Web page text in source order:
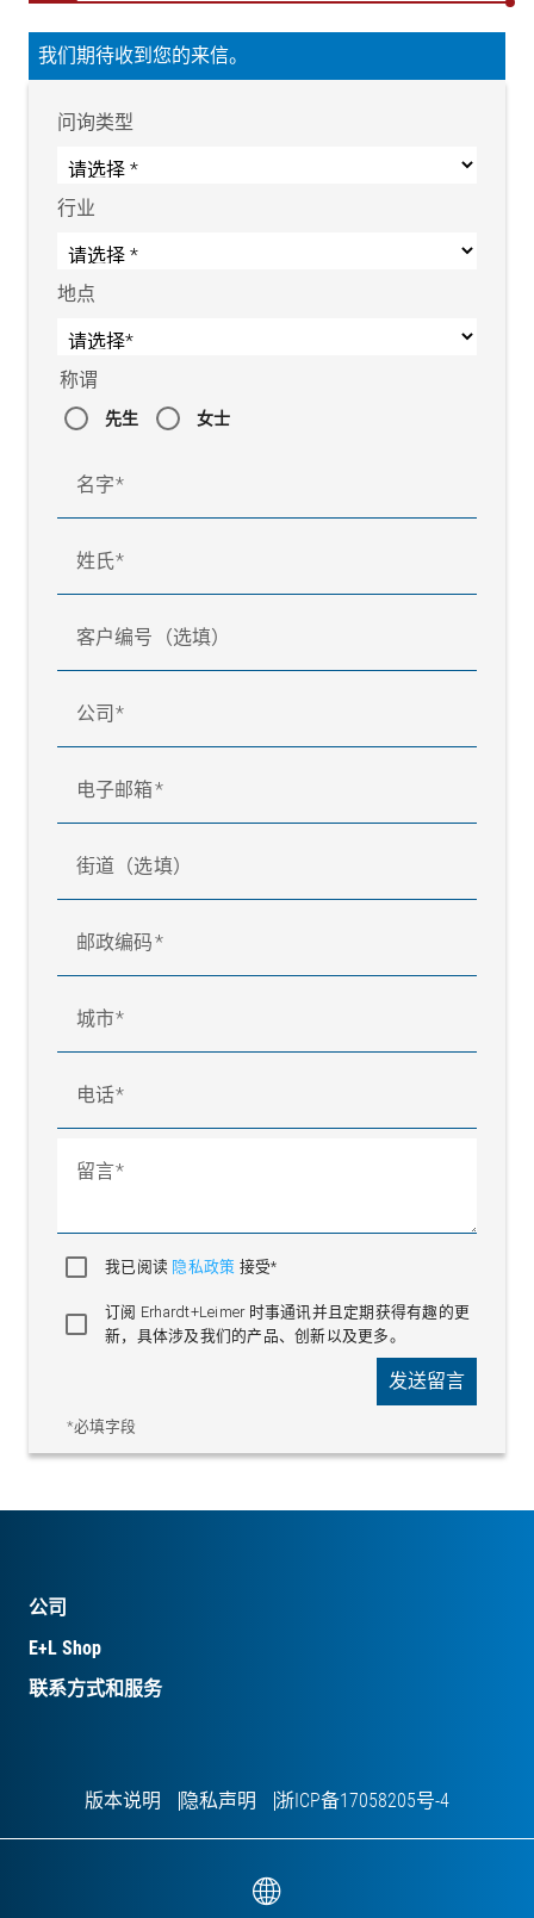
我们期待收到您的来信。
问询类型
行业
地点
称谓
先生 女士
名字
姓氏
客户编号（选填）
公司
电子邮箱
街道（选填）
邮政编码
城市
电话
留言
我已阅读 隐私政策 接受*
订阅 Erhardt+Leimer 时事通讯并且定期获得有趣的更
新，具体涉及我们的产品、创新以及更多。
*必填字段
发送留言
公司
E+L Shop
联系方式和服务
版本说明 隐私声明 浙ICP备17058205号-4